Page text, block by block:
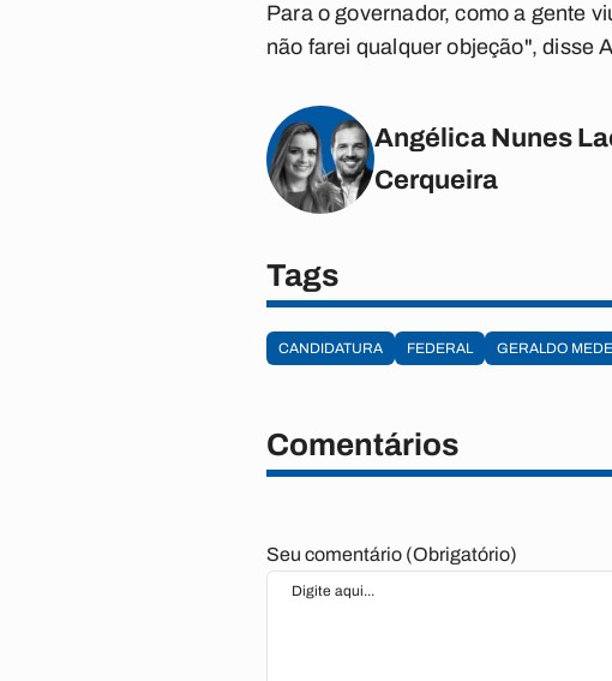
Para o governador, como a gente
não farei qualquer objeção", disse
Angélica Nunes
Cerqueira
Tags
CANDIDATURA FEDERAL GERALDO
Comentários
Seu comentário (Obrigatório)